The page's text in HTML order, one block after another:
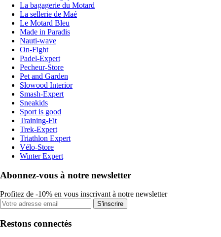
La bagagerie du Motard
La sellerie de Maé
Le Motard Bleu
Made in Paradis
Nauti-wave
On-Fight
Padel-Expert
Pecheur-Store
Pet and Garden
Slowood Interior
Smash-Expert
Sneakids
Sport is good
Training-Fit
Trek-Expert
Triathlon Expert
Vélo-Store
Winter Expert
Abonnez-vous à notre newsletter
Profitez de -10% en vous inscrivant à notre newsletter
S'inscrire
Restons connectés